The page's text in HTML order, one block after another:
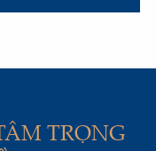
tịch Hội đồng
viên, Luật sư
TRỌNG